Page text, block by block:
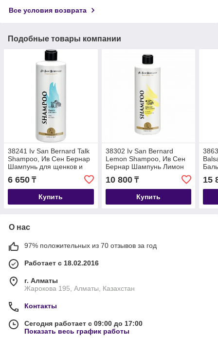
Все условия возврата
Подобные товары компании
38241 Iv San Bernard Talk
Shampoo, Ив Сен Бернар
Шампунь для щенков и
котят, 500мл.
6 650 ₸
Купить
38302 Iv San Bernard
Lemon Shampoo, Ив Сен
Бернар Шампунь Лимон
для короткой шерсти, 1 л.
10 800₸
Купить
15
О нас
97% положительных из 70 отзывов за год
Работает с 18.02.2016
г. Алматы
Жарокова 195, Алматы, Казахстан
Контакты
Сегодня работает с 09:00 до 17:00
Показать весь график работы